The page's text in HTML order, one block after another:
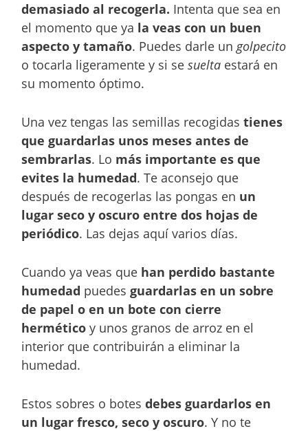
demasiado al recogerla. Intenta que sea en
el momento que ya la veas con un buen
aspecto y tamaño. Puedes darle ungolpecito
o tocarla ligeramente y si sesuelta estará en
su momento óptimo.
Una vez tengas las semillas recogidas tienes
que guardarlas unos meses antes de
sembrarlas. Lo más importante es que
evites la humedad. Te aconsejo que
después de recogerlas las pongas en un
lugar seco y oscuro entre dos hojas de
periódico. Las dejas aquí varios días.
Cuando ya veas que han perdido bastante
humedad puedesguardarlas en un sobre
de papel o en un bote con cierre
herméticoy unos granos de arroz en el
interior que contribuirán a eliminar la
humedad.
Estos sobres o botesdebes guardarlos en
un lugar fresco, seco y oscuro. Y no te